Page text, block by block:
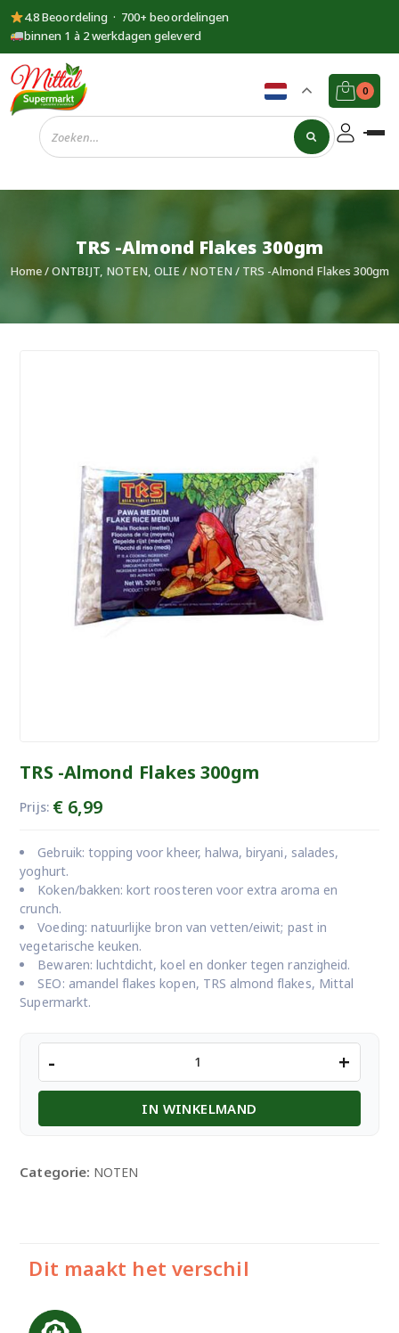
4.8 Beoordeling · 700+ beoordelingen
binnen 1 à 2 werkdagen geleverd
Supermarkt
Mittal
0
TRS -Almond Flakes 300gm
Home/ONTBIJT, NOTEN, OLIE / NOTEN / TRS -Almond Flakes 300gm
TRS -Almond Flakes 300gm
Prijs: €6,99
Gebruik: topping voor kheer, halwa, biryani, salades,
yoghurt.
Koken/bakken: kort roosteren voor extra aroma en
crunch.
Voeding: natuurlijke bron van vetten/eiwit; past in
vegetarische keuken.
Bewaren: luchtdicht, koel en donker tegen ranzigheid.
SEO: amandel flakes kopen, TRS almond flakes, Mittal
Supermarkt.
Almond
300gm
- +
IN WINKELMAND
Categorie: NOTEN
Dit maakt het verschil